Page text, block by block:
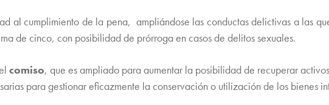
al cumplimiento de la pena, ampliándose las conductas delictivas a las
de cinco, con posibilidad de prórroga en casos de delitos sexuales.
comiso, que es ampliado para aumentar la posibilidad de recuperar
para gestionar eficazmente la conservación o utilización de los bienes